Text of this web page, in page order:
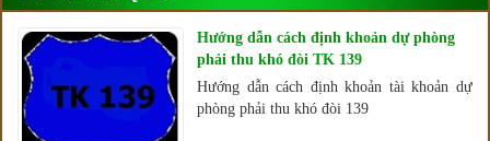
Hướng dẫn cách định khoản dự phòng
phải thu khó đòi TK 139
Hướng dẫn cách định khoản tài khoản dự
phòng phải thu khó đòi 139